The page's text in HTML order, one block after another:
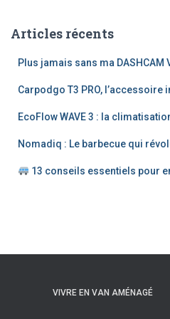
rArticles récents
Plus jamais sans ma DASHCAM
Carpodgo T3 PRO,
EcoFlow WAVE 3 : la
Nomadiq : Le barbecue qui
13 conseils essentiels pour
VIVRE EN VAN AMÉNAGÉ